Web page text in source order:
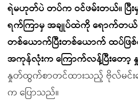
ရဲမဟုတ်ပဲ တပ်က ဝင်ဖမ်းတယ်။ ပြီးမှ
ရက်ကြာမှ အချုပ်ထဲကို ရောက်တယ်။
တစ်ယောက်ပြီးတစ်ယောက် ထပ်ဖြ
အကုန်လုံးက ကြောက်လန့်ပြီးတော့
နှုတ်ထွက်စာတင်ထားသည့် ဗိုလ်မင်းကျ
က ပြောသည်။